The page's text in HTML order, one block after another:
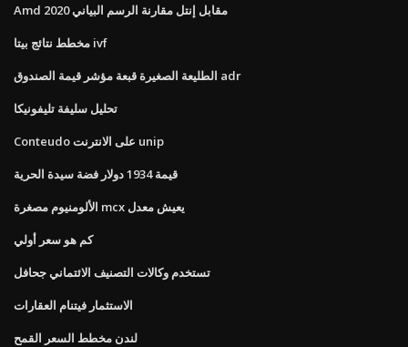
Amd مقابل إنتل مقارنة الرسم البياني 2020
مخطط نتائج بيتا ivf
الطليعة الصغيرة قبعة مؤشر قيمة الصندوق adr
تحليل سليفة تليفونيكا
Conteudo على الانترنت unip
قيمة 1934 دولار فضة سيدة الحرية
الألومنيوم مصغرة mcx يعيش معدل
كم هو سعر أولي
تستخدم وكالات التصنيف الائتماني جحافل
الاستثمار فيتنام العقارات
لندن مخطط السعر القمح